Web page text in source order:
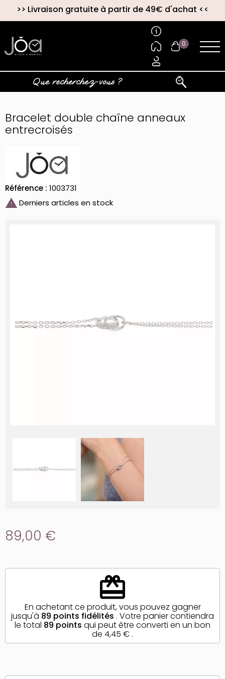
>> Livraison gratuite à partir de 49€ d'achat <<
0
Bracelet double chaîne anneaux
entrecroisés
Référence : 1003731
 Derniers articles en stock
89,00 €
redeem
En achetant ce produit, vous pouvez gagner
jusqu'à 89 points fidélités . Votre panier contiendra
le total 89 points qui peut être converti en un bon
de 4,45 € .